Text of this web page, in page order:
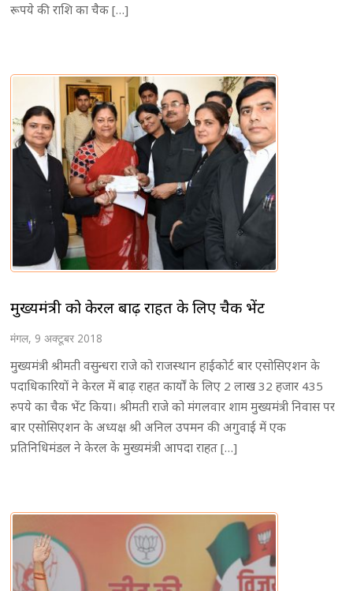
रूपये की राशि का चैक […]
मुख्यमंत्री को केरल बाढ़ राहत के लिए चैक भेंट
मंगल, 9 अक्टूबर 2018
मुख्यमंत्री श्रीमती वसुन्धरा राजे को राजस्थान हाईकोर्ट बार एसोसिएशन के
पदाधिकारियों ने केरल में बाढ़ राहत कार्यों के लिए 2 लाख 32 हजार 435
रुपये का चैक भेंट किया। श्रीमती राजे को मंगलवार शाम मुख्यमंत्री निवास पर
बार एसोसिएशन के अध्यक्ष श्री अनिल उपमन की अगुवाई में एक
प्रतिनिधिमंडल ने केरल के मुख्यमंत्री आपदा राहत […]